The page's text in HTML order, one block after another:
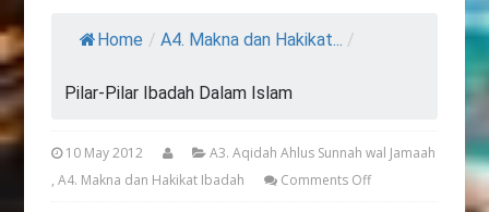
Home / A4. Makna dan Hakikat... /
Pilar-Pilar Ibadah Dalam Islam
10 May 2012
A3. Aqidah Ahlus Sunnah wal Jamaah
,A4. Makna dan Hakikat Ibadah Comments Off